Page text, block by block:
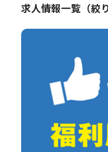
求人情報一覧（絞